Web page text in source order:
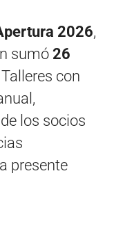
2026,
sumó 26
con
los socios
presente